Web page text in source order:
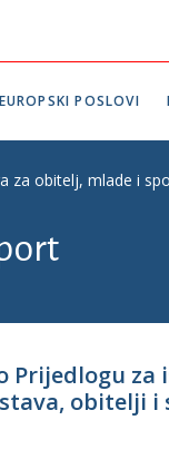
EUROPSKI POSLOVI
za obitelj, mlade i
Prijedlogu
obitelji i